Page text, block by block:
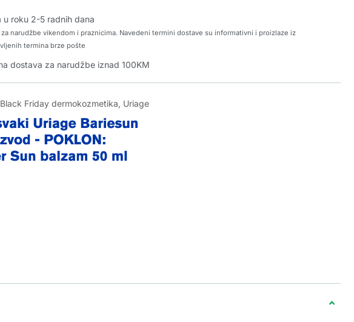
u roku 2-5 radnih dana
narudžbe vikendom i praznicima. Navedeni termini dostave su informativni i proizlaze iz
termina brze pošte
dostava za narudžbe iznad 100KM
Black Friday dermokozmetika, Uriage